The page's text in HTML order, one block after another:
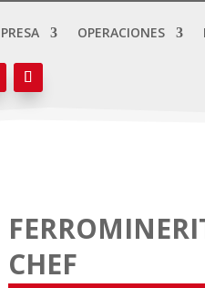
OPERACIONES
CHEF